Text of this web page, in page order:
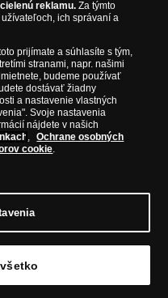
kvalita
- 137 pr. n. l.
IČO: 45 480 206, DIČ:
reklamu. Za týmto
ich správaní a
prijímate a súhlasíte s tým,
stranami, napr. našimi
budeme používať
dostávať žiadny
a nastavenie vlastných
Svoje nastavenia
nájdete v našich
,
Ochrane osobných
cookie.